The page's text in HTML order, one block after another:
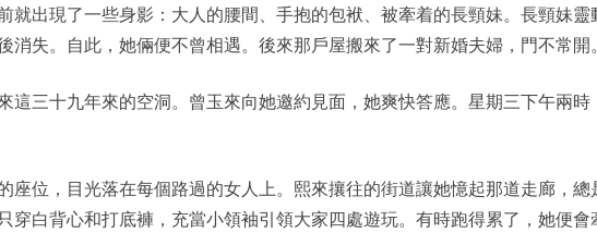
就出現了一些身影：大人的腰間、手抱的包袱、被牽着的長頸妹。長頸妹靈
失。自此，她倆便不曾相遇。後來那戶屋搬來了一對新婚夫婦，門不常開。
三十九年來的空洞。曾玉來向她邀約見面，她爽快答應。星期三下午兩時
座位，目光落在每個路過的女人上。熙來攘往的街道讓她憶起那道走廊，總
穿白背心和打底褲，充當小領袖引領大家四處遊玩。有時跑得累了，她便會